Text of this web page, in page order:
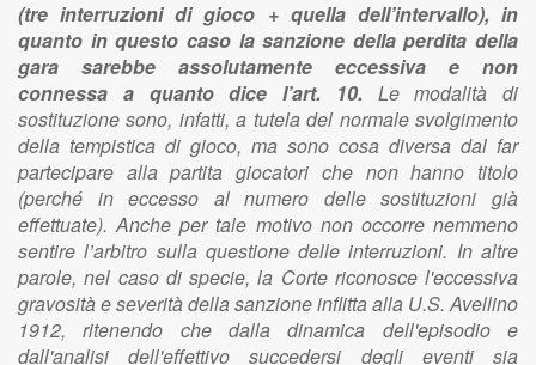
(tre interruzioni di gioco + quella dell’intervallo), in
quanto in questo caso la sanzione della perdita della
gara sarebbe assolutamente eccessiva e non
connessa a quanto dice l’art. 10. Le modalità di
sostituzione sono, infatti, a tutela del normale svolgimento
della tempistica di gioco, ma sono cosa diversa dal far
partecipare alla partita giocatori che non hanno titolo
(perché in eccesso al numero delle sostituzioni già
effettuate). Anche per tale motivo non occorre nemmeno
sentire l’arbitro sulla questione delle interruzioni. In altre
parole, nel caso di specie, la Corte riconosce l'eccessiva
gravosità e severità della sanzione inflitta alla U.S. Avellino
1912, ritenendo che dalla dinamica dell'episodio e
dall'analisi dell'effettivo succedersi degli eventi sia